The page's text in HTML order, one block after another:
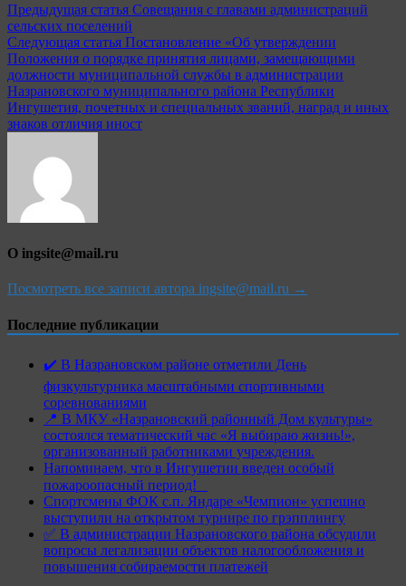
Предыдущая статья Совещания с главами администраций
сельских поселений
Следующая статья Постановление «Об утверждении
Положения о порядке принятия лицами, замещающими
должности муниципальной службы в администрации
Назрановского муниципального района Республики
Ингушетия, почетных и специальных званий, наград и иных
знаков отличия иност
О ingsite@mail.ru
Посмотреть все записи автора ingsite@mail.ru →
Последние публикации
✔️ В Назрановском районе отметили День
физкультурника масштабными спортивными
соревнованиями
📍 В МКУ «Назрановский районный Дом культуры»
состоялся тематический час «Я выбираю жизнь!»,
организованный работниками учреждения.
Напоминаем, что в Ингушетии введен особый
пожароопасный период!⁣⁣⠀
Спортсмены ФОК с.п. Яндаре «Чемпион» успешно
выступили на открытом турнире по грэпплингу
✅ В администрации Назрановского района обсудили
вопросы легализации объектов налогообложения и
повышения собираемости платежей